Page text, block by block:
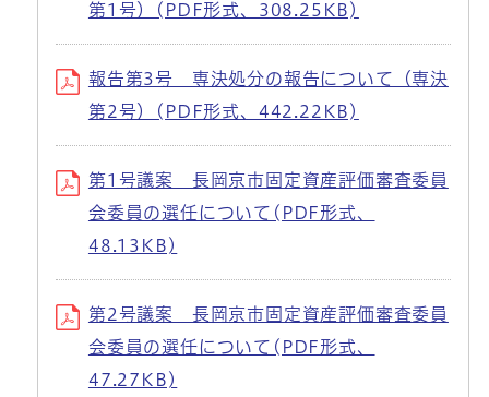
第1号）(PDF形式、308.25KB)
報告第3号 専決処分の報告について（専決
第2号）(PDF形式、442.22KB)
第1号議案 長岡京市固定資産評価審査委員
会委員の選任について(PDF形式、
48.13KB)
第2号議案 長岡京市固定資産評価審査委員
会委員の選任について(PDF形式、
47.27KB)